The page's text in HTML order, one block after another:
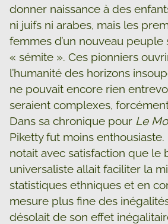
donner naissance à des
ni juifs ni arabes, mais les
femmes d’un nouveau
« sémite ». Ces pionniers
l’humanité des horizons
ne pouvait encore rien
seraient complexes,
Dans sa chronique pour Le
Piketty fut moins enthousiaste.
notait avec satisfaction que le
universaliste allait faciliter la
statistiques ethniques et en
mesure plus fine des
désolait de son effet